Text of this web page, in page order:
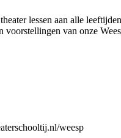
lessen aan alle
van onze
weesp